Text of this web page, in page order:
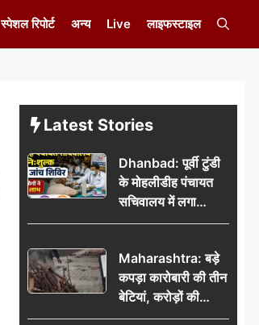
स्पेशल रिपोर्ट अन्य Live लाइफस्टाइल
Latest Stories
Dhanbad: पूर्वी टुंडी
के मोहलीडीह पंचायत
सचिवालय में लगा
निःशुल्क स्वास्थ्य जांच
उठाया लाभ
Maharashtra: बड़े
कपड़ा कारोबारी की तीन
बेटियां, करोड़ों की
कमाई… फिर भी पिता